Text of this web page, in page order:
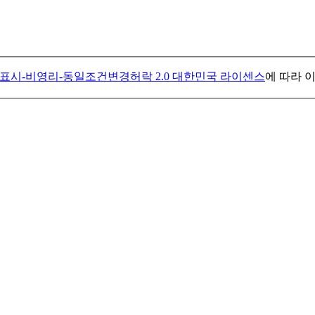
시-비영리-동일조건변경허락 2.0 대한민국 라이센스에 따라